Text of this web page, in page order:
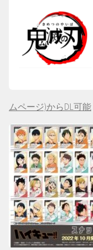
ムページ)からDL可能